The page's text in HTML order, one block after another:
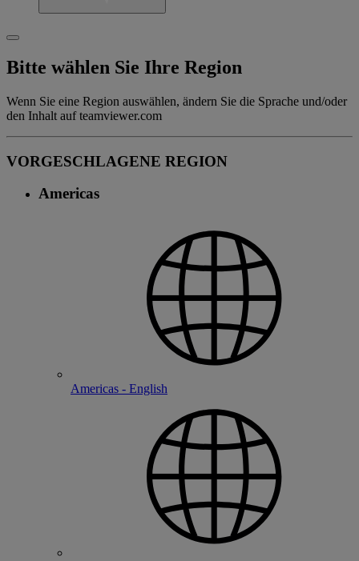
Bitte wählen Sie Ihre Region
Wenn Sie eine Region auswählen, ändern Sie die Sprache und/oder
den Inhalt auf teamviewer.com
VORGESCHLAGENE REGION
Americas
Americas - English